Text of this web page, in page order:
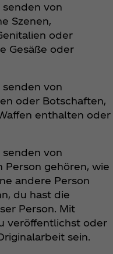
von
Szenen,
oder
Gesäße oder
von
oder Botschaften,
enthalten oder
von
Person gehören, wie
andere Person
du hast die
Person. Mit
veröffentlichst oder
sein.